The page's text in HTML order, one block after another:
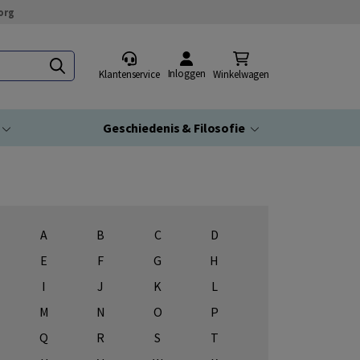
Klantenservice Inloggen Winkelwagen
Geschiedenis & Filosofie
A B C
D
E
F G
H
I
J K
L
M
N O
P
Q
R S
T